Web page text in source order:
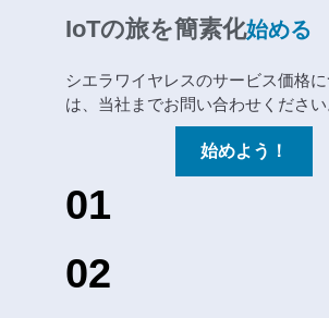
IoTの旅を簡素化始める
シエラワイヤレスのサービス価格に
は、当社までお問い合わせください
始めよう！
01
02